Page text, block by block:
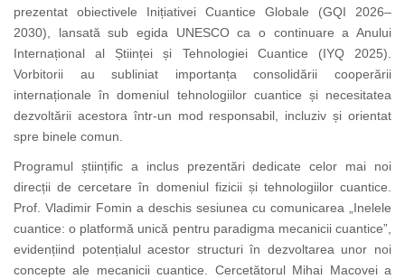
prezentat obiectivele Inițiativei Cuantice Globale (GQI 2026–
2030), lansată sub egida UNESCO ca o continuare a Anului
Internațional al Științei și Tehnologiei Cuantice (IYQ 2025).
Vorbitorii au subliniat importanța consolidării cooperării
internaționale în domeniul tehnologiilor cuantice și necesitatea
dezvoltării acestora într-un mod responsabil, incluziv și orientat
spre binele comun.
Programul științific a inclus prezentări dedicate celor mai noi
direcții de cercetare în domeniul fizicii și tehnologiilor cuantice.
Prof. Vladimir Fomin a deschis sesiunea cu comunicarea „Inelele
cuantice: o platformă unică pentru paradigma mecanicii cuantice”,
evidențiind potențialul acestor structuri în dezvoltarea unor noi
concepte ale mecanicii cuantice. Cercetătorul Mihai Macovei a